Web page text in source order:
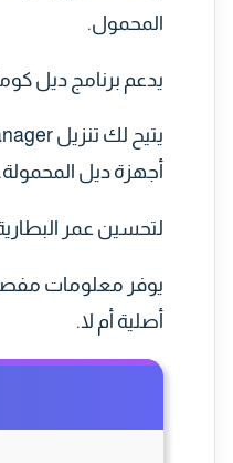
المحمول.
يدعم برنامج ديل
أجهزة ديل المحمولة.
لتحسين عمر
يوفر معلومات مفصلة
أصلية أم لا.